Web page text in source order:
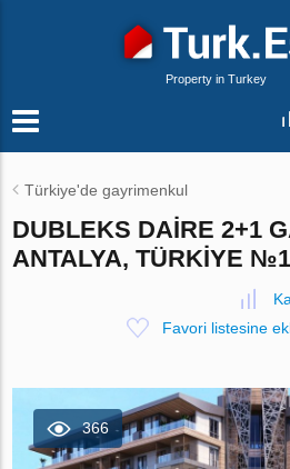
Property in Turkey
Türkiye'de gayrimenkul
DUBLEKS DAIRE 2+1
ANTALYA, TÜRKIYE
Favori listesine
366